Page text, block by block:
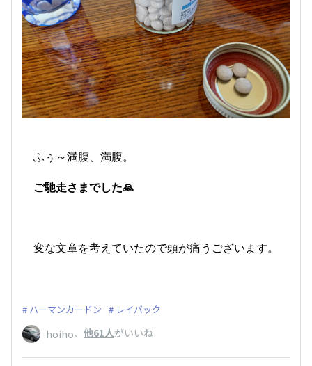
ふぅ～満腹、満腹。
ご馳走さまでした🙏
変な文章を考えていたので頭が痛うございます。
ハーマンカードン レイバック
hoiho、 他61人がいいね